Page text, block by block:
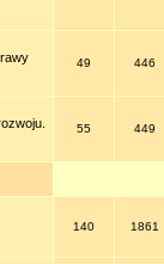
49 446
55 449
140 1861